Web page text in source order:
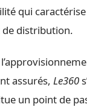
qui
distribution.
assurés, Le360
un point de